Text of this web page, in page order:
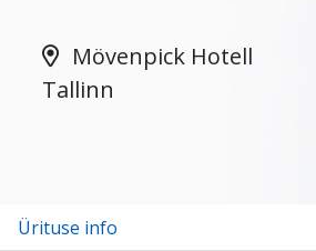
Mövenpick Hotell
Tallinn
Ürituse info